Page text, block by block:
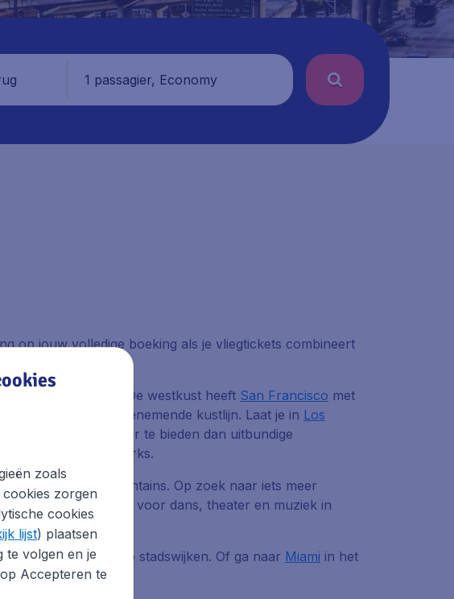
1 passagier, Economy
op jouw volledige boeking als je vliegtickets combineert
sfeer. De westkust heeft San Francisco met
langs een adembenemende kustlijn. Laat je in Los
heeft meer te bieden dan uitbundige
National Parks.
Rocky Mountains. Op zoek naar iets meer
en programma´s voor dans, theater en muziek in
jazzmuziek.
vele uiteenlopende stadswijken. Of ga naar Miami in het
zoals
zorgen
cookies
lijst) plaatsen
te volgen en je
Accepteren te